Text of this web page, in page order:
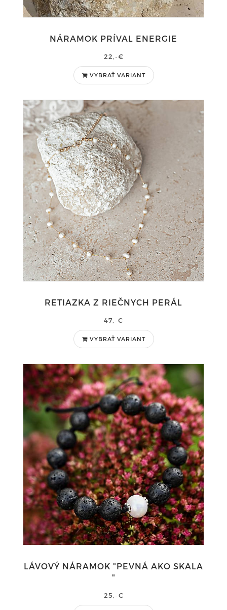
NÁRAMOK PRÍVAL ENERGIE
22,-€
VYBRAŤ VARIANT
RETIAZKA Z RIEČNYCH PERÁL
47,-€
VYBRAŤ VARIANT
LÁVOVÝ NÁRAMOK "PEVNÁ AKO SKALA
"
25,-€